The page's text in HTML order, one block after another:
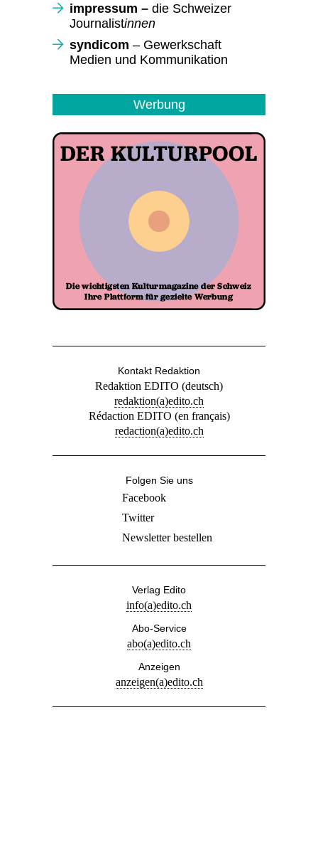
impressum – die Schweizer
Journalistinnen
syndicom – Gewerkschaft
Medien und Kommunikation
Werbung
Kontakt Redaktion
Redaktion EDITO (deutsch)
redaktion(a)edito.ch
Rédaction EDITO (en français)
redaction(a)edito.ch
Folgen Sie uns
Facebook
Twitter
Newsletter bestellen
Verlag Edito
info(a)edito.ch
Abo-Service
abo(a)edito.ch
Anzeigen
anzeigen(a)edito.ch